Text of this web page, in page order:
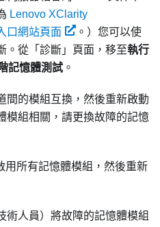
Lenovo XClarity
口網站頁面
。） 您可以使
。從「診斷」頁面，移至執行
記憶體測試 。
間的模組互換，然後重新啟動
模組相關，請更換故障的記憶
用所有記憶體模組，然後重新
術人員）將故障的記憶體模組